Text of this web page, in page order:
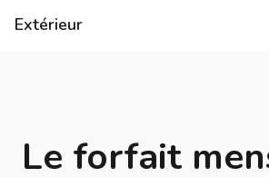
Extérieur
Le forfait